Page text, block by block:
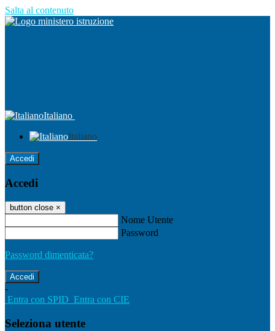
Salta al contenuto
Italiano
Italiano
Accedi
Accedi
button close ×
Nome Utente
Password
Password dimenticata?
-
Entra con SPID Entra con CIE
Seleziona utente